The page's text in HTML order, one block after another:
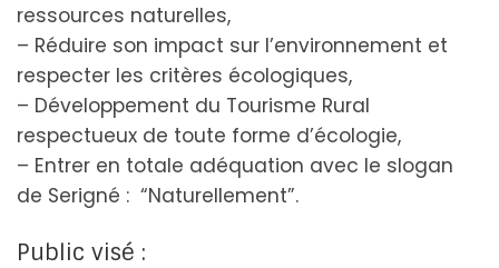
ressources naturelles,
– Réduire son impact sur l’environnement et
respecter les critères écologiques,
– Développement du Tourisme Rural
respectueux de toute forme d’écologie,
– Entrer en totale adéquation avec le slogan
de Serigné : “Naturellement”.
Public visé :